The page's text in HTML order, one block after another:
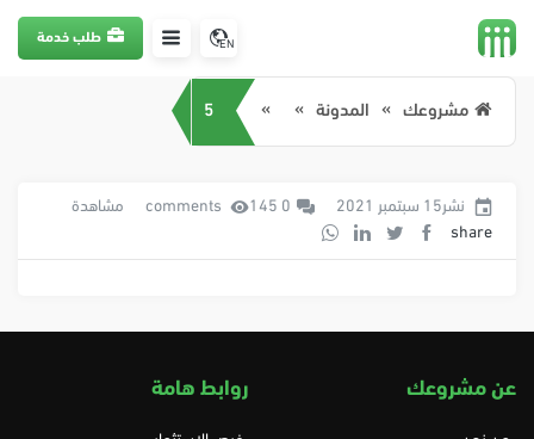
EN طلب خدمة
مشروعك المدونة 5
نشر15 سبتمبر 2021 0 comments 145 مشاهدة
share
عن مشروعك روابط هامة